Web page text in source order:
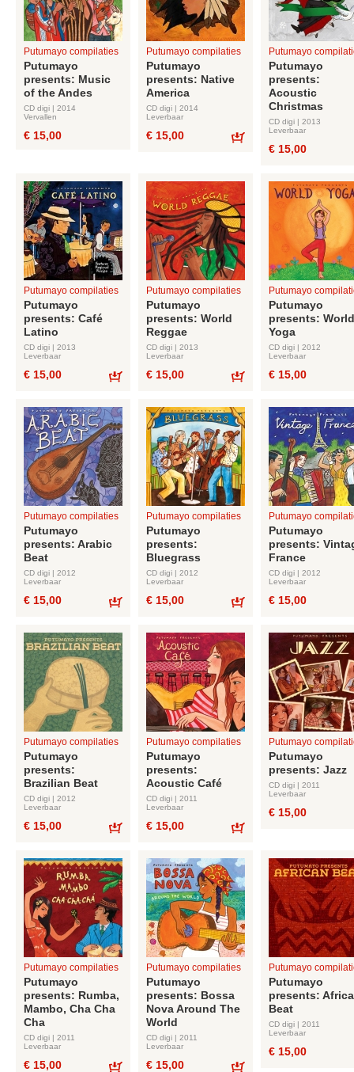
Putumayo compilaties
Putumayo
presents: Music
of the Andes
CD digi | 2014
Vervallen
€ 15,00
Putumayo compilaties
Putumayo
presents: Native
America
CD digi | 2014
Leverbaar
€ 15,00
Putumayo
Putumayo
presents:
Acoustic
Christmas
CD digi | 2013
Leverbaar
€ 15,00
Putumayo compilaties
Putumayo
presents: Café
Latino
CD digi | 2013
Leverbaar
€ 15,00
Putumayo compilaties
Putumayo
presents: World
Reggae
CD digi | 2013
Leverbaar
€ 15,00
Putumayo
Putumayo
presents: World
Yoga
CD digi | 2012
Leverbaar
€ 15,00
Putumayo compilaties
Putumayo
presents: Arabic
Beat
CD digi | 2012
Leverbaar
€ 15,00
Putumayo compilaties
Putumayo
presents:
Bluegrass
CD digi | 2012
Leverbaar
€ 15,00
Putumayo
Putumayo
presents:
France
CD digi | 2012
Leverbaar
€ 15,00
Putumayo compilaties
Putumayo
presents:
Brazilian Beat
CD digi | 2012
Leverbaar
€ 15,00
Putumayo compilaties
Putumayo
presents:
Acoustic Café
CD digi | 2011
Leverbaar
€ 15,00
Putumayo
Putumayo
presents: Jazz
CD digi | 2011
Leverbaar
€ 15,00
Putumayo compilaties
Putumayo
presents: Rumba,
Mambo, Cha Cha
Cha
CD digi | 2011
Leverbaar
€ 15,00
Putumayo compilaties
Putumayo
presents: Bossa
Nova Around The
World
CD digi | 2011
Leverbaar
€ 15,00
Putumayo
Putumayo
presents:
Beat
CD digi | 2011
Leverbaar
€ 15,00